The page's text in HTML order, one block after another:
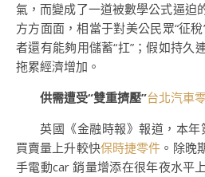
氣，而變成了一道被數學公式逼迫
方方面面，相當于對美公民眾“征
者還有能夠用儲蓄“扛”；假如持久
拖累經濟增加。
供需遭受“雙重擠壓”台北汽車
英國《金融時報》報道，本
買賣量上升較快保時捷零件 。除晚
手電動car 銷量增添在很年夜水平